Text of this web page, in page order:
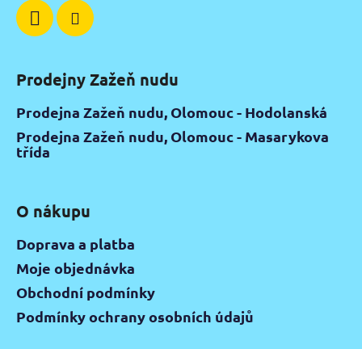
Prodejny Zažeň nudu
Prodejna Zažeň nudu, Olomouc - Hodolanská
Prodejna Zažeň nudu, Olomouc - Masarykova
třída
O nákupu
Doprava a platba
Moje objednávka
Obchodní podmínky
Podmínky ochrany osobních údajů